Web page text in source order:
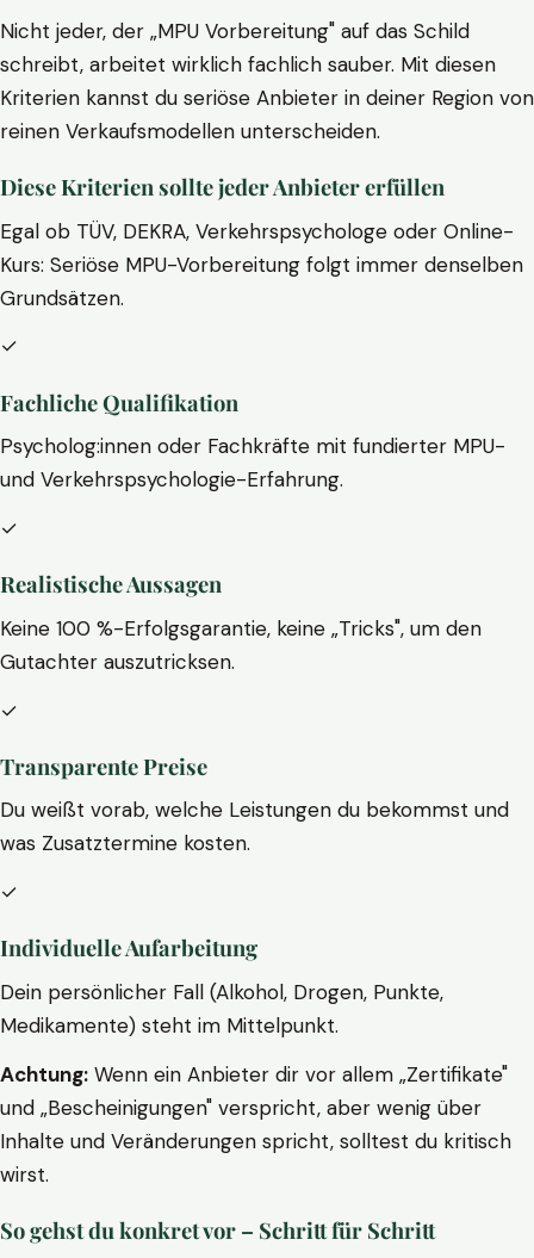
Nicht jeder, der „MPU Vorbereitung" auf das Schild
schreibt, arbeitet wirklich fachlich sauber. Mit diesen
Kriterien kannst du seriöse Anbieter in deiner Region von
reinen Verkaufsmodellen unterscheiden.
Diese Kriterien sollte jeder Anbieter erfüllen
Egal ob TÜV, DEKRA, Verkehrspsychologe oder Online-
Kurs: Seriöse MPU-Vorbereitung folgt immer denselben
Grundsätzen.
✓
Fachliche Qualifikation
Psycholog:innen oder Fachkräfte mit fundierter MPU-
und Verkehrspsychologie-Erfahrung.
✓
Realistische Aussagen
Keine 100 %-Erfolgsgarantie, keine „Tricks", um den
Gutachter auszutricksen.
✓
Transparente Preise
Du weißt vorab, welche Leistungen du bekommst und
was Zusatztermine kosten.
✓
Individuelle Aufarbeitung
Dein persönlicher Fall (Alkohol, Drogen, Punkte,
Medikamente) steht im Mittelpunkt.
Achtung: Wenn ein Anbieter dir vor allem „Zertifikate"
und „Bescheinigungen" verspricht, aber wenig über
Inhalte und Veränderungen spricht, solltest du kritisch
wirst.
So gehst du konkret vor – Schritt für Schritt